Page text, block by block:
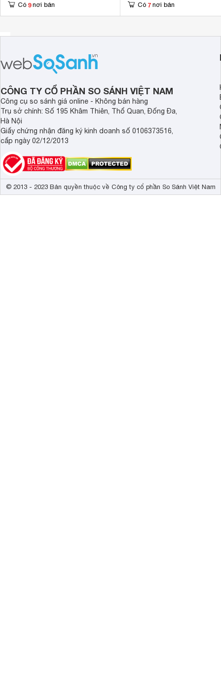
Có 9 nơi bán Có 7 nơi bán
CÔNG TY CỔ PHẦN SO SÁNH VIỆT NAM
Công cụ so sánh giá online - Không bán hàng
Trụ sở chính: Số 195 Khâm Thiên, Thổ Quan, Đống Đa,
Hà Nội
Giấy chứng nhận đăng ký kinh doanh số 0106373516,
cấp ngày 02/12/2013
© 2013 - 2023 Bản quyền thuộc về Công ty cổ phần So Sánh Việt Nam